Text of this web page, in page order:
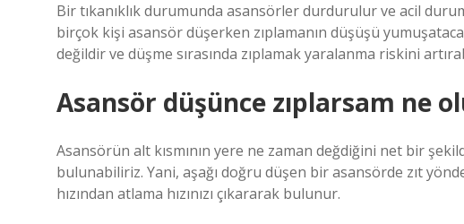
Bir tıkanıklık durumunda asansörler durdurulur ve acil
birçok kişi asansör düşerken zıplamanın düşüşü
değildir ve düşme sırasında zıplamak yaralanma riskini
Asansör düşünce zıplarsam ne
Asansörün alt kısmının yere ne zaman değdiğini net bir
bulunabiliriz. Yani, aşağı doğru düşen bir asansörde zıt
hızından atlama hızınızı çıkararak bulunur.